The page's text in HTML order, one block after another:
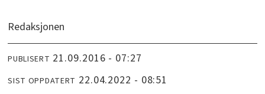
Redaksjonen
PUBLISERT 21.09.2016 - 07:27
SIST OPPDATERT 22.04.2022 - 08:51